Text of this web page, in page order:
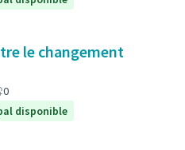
le changement
0
disponible